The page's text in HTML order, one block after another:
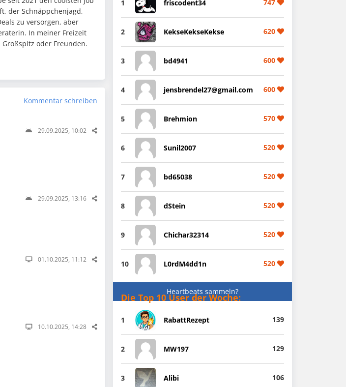
der Schnäppchenjagd,
zu versorgen, aber
In meiner Freizeit
oder Freunden.
Kommentar schreiben
29.09.2025, 10:02
29.09.2025, 13:16
01.10.2025, 11:12
10.10.2025, 14:28
1 friscodent34 747
2 KekseKekseKekse 620
3 bd4941 600
4 jensbrendel27@gmail.com 600
5 Brehmion 570
6 Sunil2007 520
7 bd65038 520
8 dStein 520
9 Chichar32314 520
10 L0rdM4dd1n 520
Heartbeats sammeln?
Die Top 10 User der Woche:
1 RabattRezept 139
2 MW197 129
3 Alibi 106